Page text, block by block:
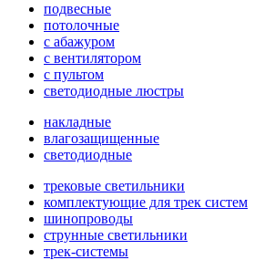
подвесные
потолочные
с абажуром
с вентилятором
с пультом
светодиодные люстры
накладные
влагозащищенные
светодиодные
трековые светильники
комплектующие для трек систем
шинопроводы
струнные светильники
трек-системы